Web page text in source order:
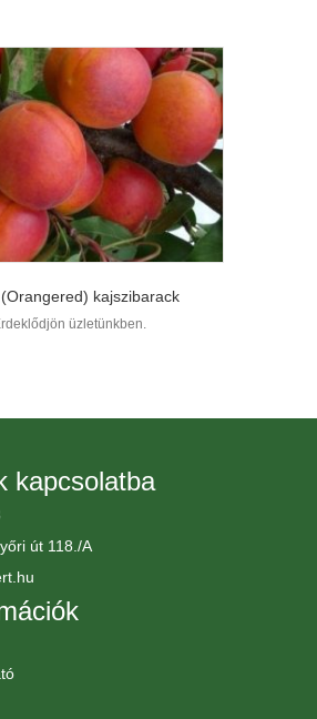
kajszibarack
üzletünkben.
kapcsolatba
út 118./A